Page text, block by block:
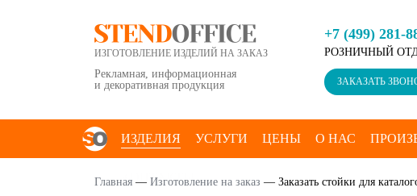
ИЗГОТОВЛЕНИЕ ИЗДЕЛИЙ НА ЗАКАЗ
Рекламная, информационная
и декоративная продукция
+7 (499) 281-
РОЗНИЧНЫЙ
ЗАКАЗАТЬ
ИЗДЕЛИЯ УСЛУГИ ЦЕНЫ О НАС
КОНТАКТЫ
Главная — Изготовление на заказ — Заказать стойки для